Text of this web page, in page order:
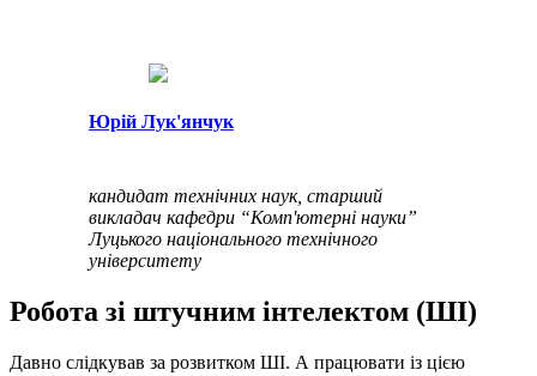
Юрій Лук'янчук
кандидат технічних наук, старший
викладач кафедри “Комп'ютерні науки”
Луцького національного технічного
університету
Робота зі штучним інтелектом (ШІ)
Давно слідкував за розвитком ШІ. А працювати із цією